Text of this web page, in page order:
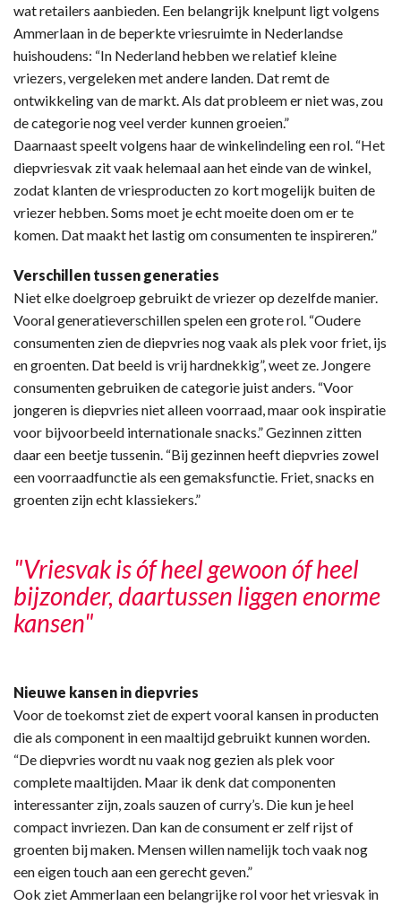
wat retailers aanbieden. Een belangrijk knelpunt ligt volgens
Ammerlaan in de beperkte vriesruimte in Nederlandse
huishoudens: “In Nederland hebben we relatief kleine
vriezers, vergeleken met andere landen. Dat remt de
ontwikkeling van de markt. Als dat probleem er niet was, zou
de categorie nog veel verder kunnen groeien.”
Daarnaast speelt volgens haar de winkelindeling een rol. “Het
diepvriesvak zit vaak helemaal aan het einde van de winkel,
zodat klanten de vriesproducten zo kort mogelijk buiten de
vriezer hebben. Soms moet je echt moeite doen om er te
komen. Dat maakt het lastig om consumenten te inspireren.”
Verschillen tussen generaties
Niet elke doelgroep gebruikt de vriezer op dezelfde manier.
Vooral generatieverschillen spelen een grote rol. “Oudere
consumenten zien de diepvries nog vaak als plek voor friet, ijs
en groenten. Dat beeld is vrij hardnekkig”, weet ze. Jongere
consumenten gebruiken de categorie juist anders. “Voor
jongeren is diepvries niet alleen voorraad, maar ook inspiratie
voor bijvoorbeeld internationale snacks.” Gezinnen zitten
daar een beetje tussenin. “Bij gezinnen heeft diepvries zowel
een voorraadfunctie als een gemaksfunctie. Friet, snacks en
groenten zijn echt klassiekers.”
"Vriesvak is óf heel gewoon óf heel
bijzonder, daartussen liggen enorme
kansen"
Nieuwe kansen in diepvries
Voor de toekomst ziet de expert vooral kansen in producten
die als component in een maaltijd gebruikt kunnen worden.
“De diepvries wordt nu vaak nog gezien als plek voor
complete maaltijden. Maar ik denk dat componenten
interessanter zijn, zoals sauzen of curry’s. Die kun je heel
compact invriezen. Dan kan de consument er zelf rijst of
groenten bij maken. Mensen willen namelijk toch vaak nog
een eigen touch aan een gerecht geven.”
Ook ziet Ammerlaan een belangrijke rol voor het vriesvak in